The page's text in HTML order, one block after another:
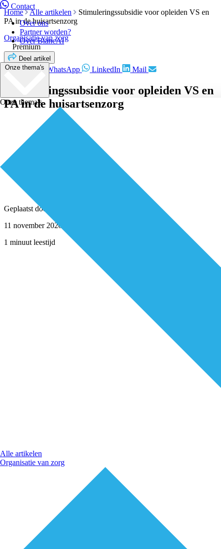
Contact
Over ons
Partner worden?
Over BiancAI
Onze thema's
Onze thema's
Alle artikelen
Organisatie van zorg
Home Alle artikelen
Stimuleringssubsidie voor opleiden VS en
PA in de huisartsenzorg
Organisatie van zorg
Premium
Deel artikel
Facebook WhatsApp LinkedIn Mail
Stimuleringssubsidie voor opleiden VS en
PA in de huisartsenzorg
Geplaatst door
11 november 2020
1 minuut leestijd